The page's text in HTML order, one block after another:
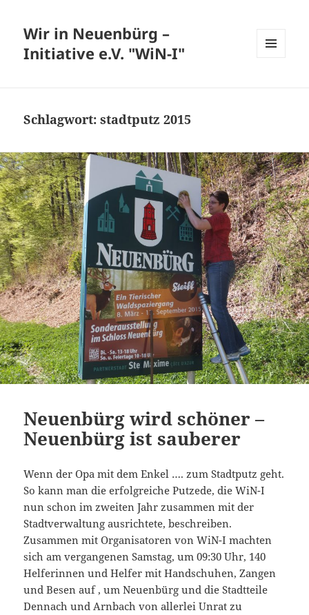
Wir in Neuenbürg –
Initiative e.V. "WiN-I"
Schlagwort:stadtputz 2015
Neuenbürg wird schöner –
Neuenbürg ist sauberer
Wenn der Opa mit dem Enkel …. zum Stadtputz geht.
So kann man die erfolgreiche Putzede, die WiN-I
nun schon im zweiten Jahr zusammen mit der
Stadtverwaltung ausrichtete, beschreiben.
Zusammen mit Organisatoren von WiN-I machten
sich am vergangenen Samstag, um 09:30 Uhr, 140
Helferinnen und Helfer mit Handschuhen, Zangen
und Besen auf , um Neuenbürg und die Stadtteile
Dennach und Arnbach von allerlei Unrat zu